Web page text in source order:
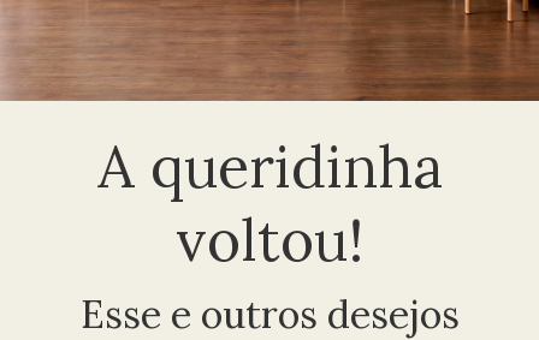
A queridinha
voltou!
Esse e outros desejos